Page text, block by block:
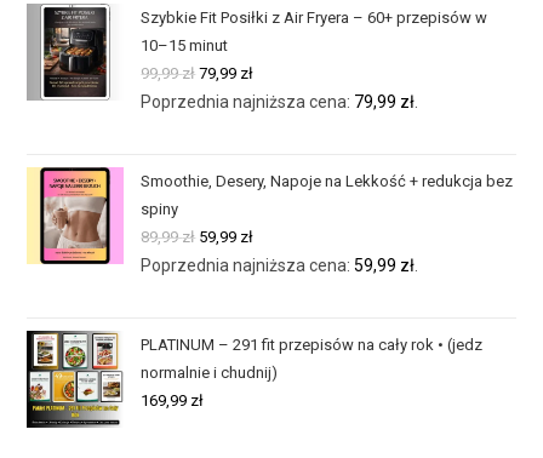
Szybkie Fit Posiłki z Air Fryera – 60+ przepisów w
10–15 minut
99,99zł 79,99 zł
Poprzednia najniższa cena: 79,99 zł
Smoothie, Desery, Napoje na Lekkość + redukcja bez
spiny
89,99zł 59,99 zł
Poprzednia najniższa cena:59,99 zł
PLATINUM – 291 fit przepisów na cały rok • (jedz
normalnie i chudnij)
169,99 zł